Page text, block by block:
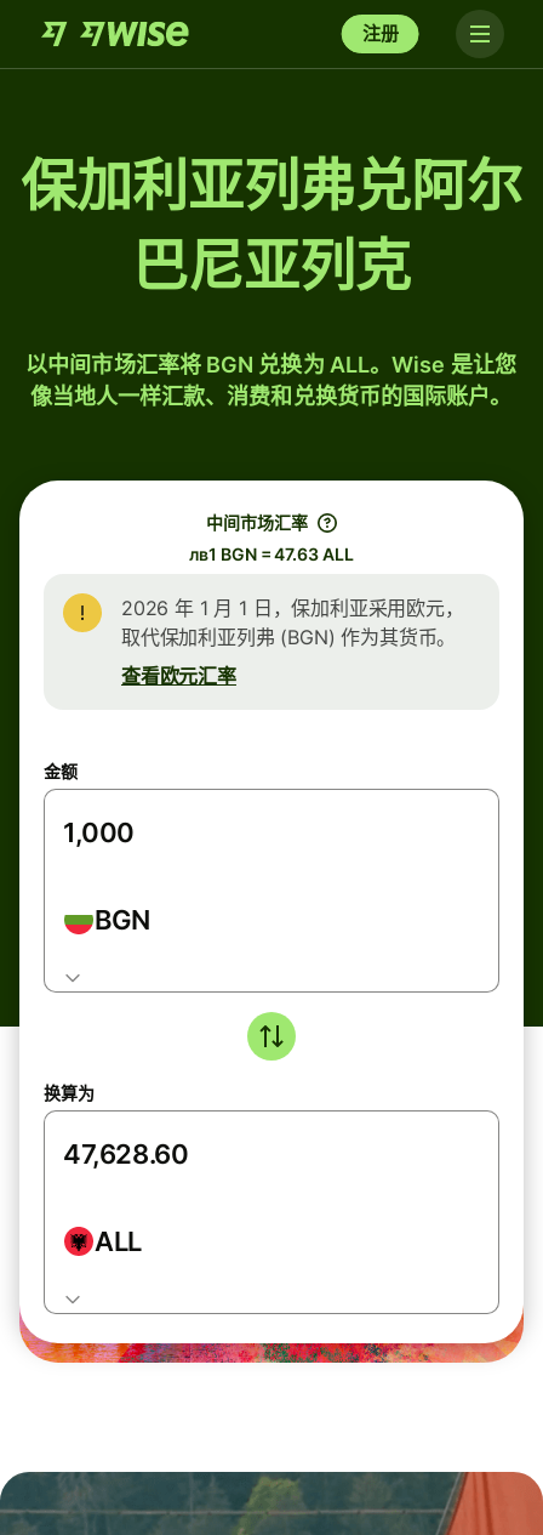
注册
保加利亚列弗兑阿尔
巴尼亚列克
以中间市场汇率将 BGN 兑换为 ALL。Wise 是让您
像当地人一样汇款、消费和兑换货币的国际账户。
中间市场汇率
лв1 BGN = 47.63 ALL
2026 年 1 月 1 日，保加利亚采用欧元，
取代保加利亚列弗 (BGN) 作为其货币。
查看欧元汇率
金额
BGN
换算为
ALL